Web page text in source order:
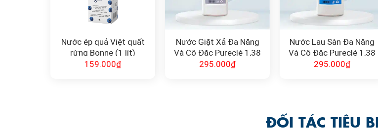
Nước ép quả Việt quất
rừng Bonne (1 lít)
159.000₫
Nước Giặt Xả Đa Năng
Và Cô Đặc Pureclé 1,38
Lít
295.000₫
Nước Lau Sàn Đa Năng
Và Cô Đặc Pureclé 1,38
Lít
295.000₫
ĐỐI TÁC TIÊU